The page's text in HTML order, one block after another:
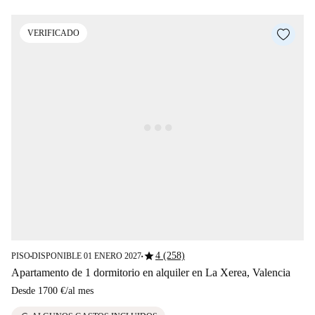
VERIFICADO
PISO■DISPONIBLE 01 ENERO 2027■star4 (258)
Apartamento de 1 dormitorio en alquiler en La Xerea, Valencia
Desde 1700 €/al mes